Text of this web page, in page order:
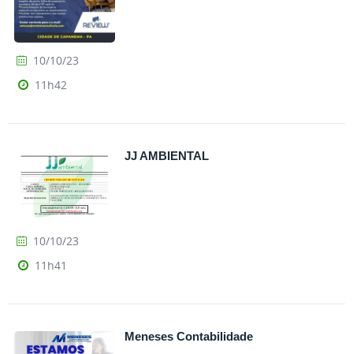
10/10/23
11h42
JJ AMBIENTAL
10/10/23
11h41
Meneses Contabilidade